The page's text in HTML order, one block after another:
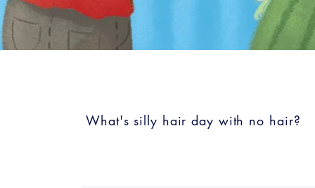
What's silly hair day with no hair?